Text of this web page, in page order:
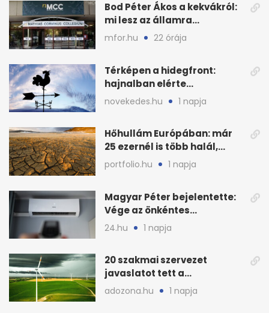
Bod Péter Ákos a kekvákról:
mi lesz az államra
visszaszálló vagyonnal?
mfor.hu 22 órája
Térképen a hidegfront:
hajnalban elérte
Magyarország határát
novekedes.hu 1 napja
Hőhullám Európában: már
25 ezernél is több halál,
folytatódhat
portfolio.hu 1 napja
Magyar Péter bejelentette:
Vége az önkéntes
fogyasztáscsökkentésnek
24.hu 1 napja
20 szakmai szervezet
javaslatot tett a
fenntartható szélenergia-
adozona.hu 1 napja